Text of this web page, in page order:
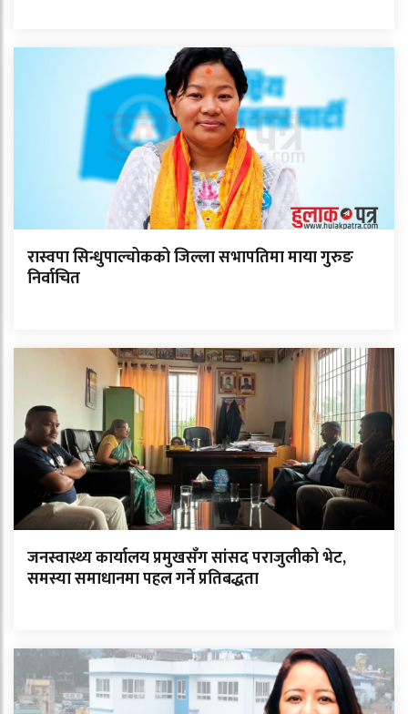
रास्वपा सिन्धुपाल्चोकको जिल्ला सभापतिमा माया गुरुङ
निर्वाचित
जनस्वास्थ्य कार्यालय प्रमुखसँग सांसद पराजुलीको भेट,
समस्या समाधानमा पहल गर्ने प्रतिबद्धता